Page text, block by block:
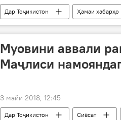
Дар Тоҷикистон Ҳамаи хабарҳо
мулоқот
Муовини аввали
Маҷлиси
3 майи 2018, 12:45
Дар Тоҷикистон Сиёсат